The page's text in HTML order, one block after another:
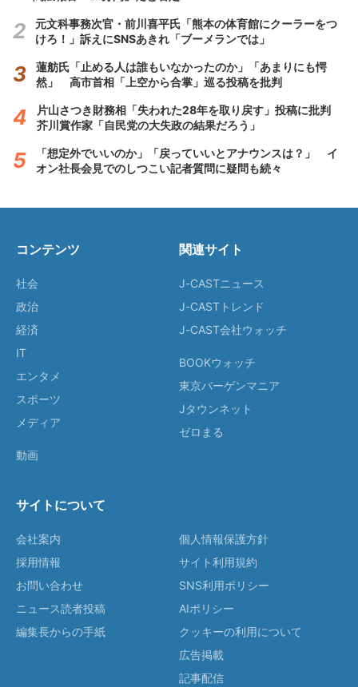
元文科事務次官・前川喜平氏「熊本の体育館にクーラーをつ
けろ！」訴えにSNSあきれ「ブーメランでは」
蓮舫氏「止める人は誰もいなかったのか」「あまりにも愕
然」 高市首相「上空から合掌」巡る投稿を批判
片山さつき財務相「失われた28年を取り戻す」投稿に批判
芥川賞作家「自民党の大失政の結果だろう」
「想定外でいいのか」「戻っていいとアナウンスは？」 イ
オン社長会見でのしつこい記者質問に疑問も続々
コンテンツ
社会
政治
経済
IT
エンタメ
スポーツ
メディア
動画
関連サイト
J-CASTニュース
J-CASTトレンド
J-CAST会社ウォッチ
BOOKウォッチ
東京バーゲンマニア
Jタウンネット
ゼロまる
サイトについて
会社案内
採用情報
お問い合わせ
ニュース読者投稿
編集長からの手紙
個人情報保護方針
サイト利用規約
SNS利用ポリシー
AIポリシー
クッキーの利用について
広告掲載
記事配信